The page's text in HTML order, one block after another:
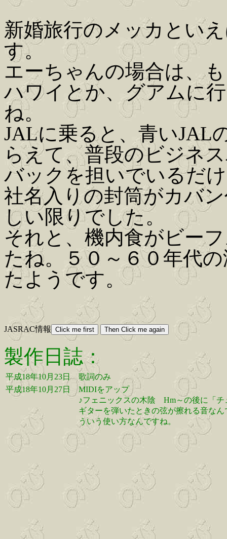
新婚旅行のメッカとい
す。
エーちゃんの場合は、
ハワイとか、グアムに
ね。
JALに乗ると、青いJAL
らえて、普段のビジネ
バックを担いでいるだ
社名入りの封筒がカバ
しい限りでした。
それと、機内食がビー
たね。５０～６０年代
たようです。
JASRAC情報
製作日誌：
平成18年10月23日
歌詞のみ
平成18年10月27日
MIDIをアップ
♪フェニックスの木陰 Hm～の後に「チ
ギターを弾いたときの弦が擦れる音な
ういう使い方なんですね。